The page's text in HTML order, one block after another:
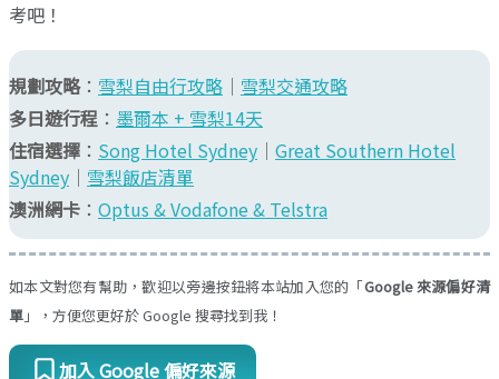
考吧！
規劃攻略： 雪梨自由行攻略 ｜ 雪梨交通攻略
多日遊行程 ： 墨爾本 + 雪梨14天
住宿選擇 ： Song Hotel Sydney ｜ Great Southern Hotel
Sydney ｜ 雪梨飯店清單
澳洲網卡 ： Optus & Vodafone & Telstra
如本文對您有幫助，歡迎以旁邊按鈕將本站加入您的「Google 來源偏好清
單 」，方便您更好於 Google 搜尋找到我！
加入 Google 偏好來源